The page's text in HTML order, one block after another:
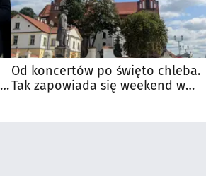
Od koncertów po święto chleba.
Tak zapowiada się weekend w